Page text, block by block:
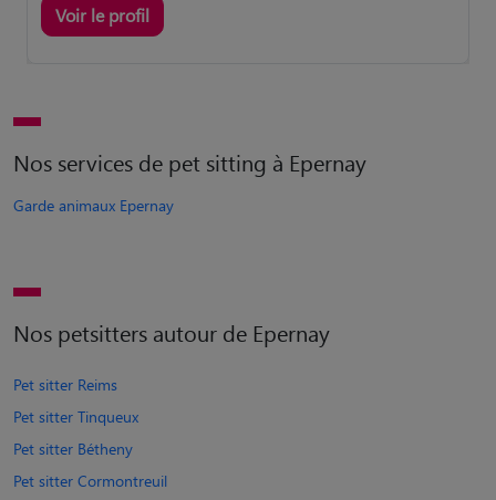
Voir le profil
Nos services de pet sitting à Epernay
Garde animaux Epernay
Nos petsitters autour de Epernay
Pet sitter Reims
Pet sitter Tinqueux
Pet sitter Bétheny
Pet sitter Cormontreuil